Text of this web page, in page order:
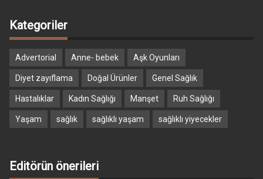
Kategoriler
Advertorial Anne- bebek Aşk Oyunları
Diyet zayıflama Doğal Ürünler Genel Sağlık
Hastalıklar Kadın Sağlığı Manşet Ruh Sağlığı
Yaşam sağlık sağlıklı yaşam sağlıklı yiyecekler
Editörün önerileri